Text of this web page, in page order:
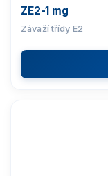
ZE2-1 mg
Závaží třídy E2